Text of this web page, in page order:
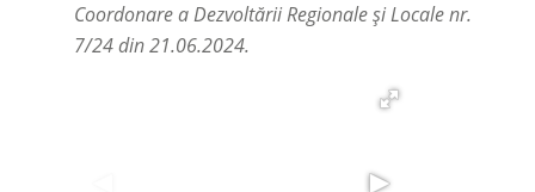
Coordonare a Dezvoltării Regionale și Locale nr.
7/24 din 21.06.2024.